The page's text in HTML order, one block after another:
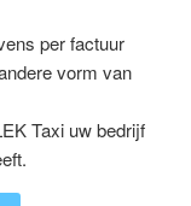
per factuur
vorm van
Taxi uw bedrijf